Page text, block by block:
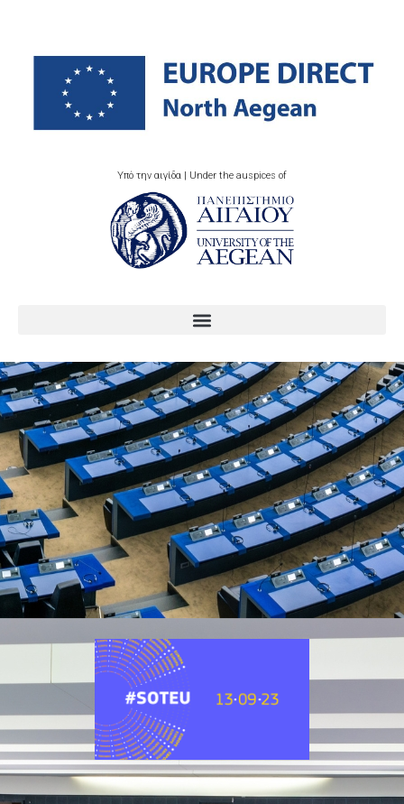
Υπό την αιγίδα | Under the auspices of